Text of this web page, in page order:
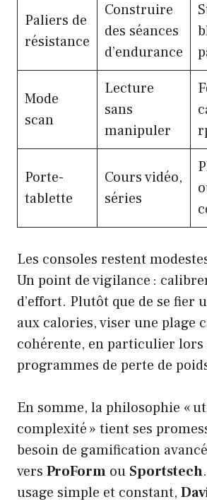
Paliers de
résistance
Construire
des séances
d’endurance
Mode
scan
Lecture
sans
manipuler
Porte-
tablette
Cours vidéo,
séries
Les consoles restent
Un point de vigilance :
d’effort. Plutôt que de se fier
aux calories, viser une plage
cohérente, en particulier lors
programmes de perte de
En somme, la philosophie «
complexité » tient ses
besoin de gamification
vers ProForm ou Sportstech
usage simple et constant,